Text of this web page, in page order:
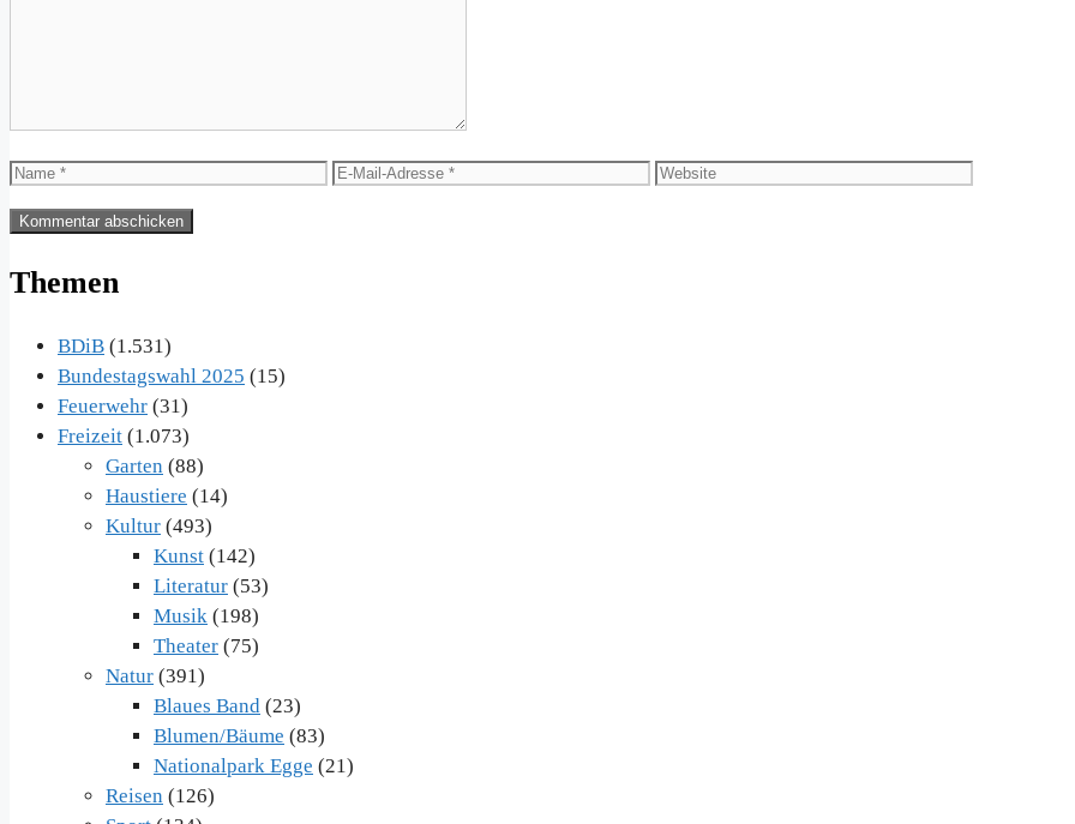
Name
E-
Website
Themen
BDiB (1.531)
Bundestagswahl 2025 (15)
Feuerwehr (31)
Freizeit (1.073)
Garten (88)
Haustiere (14)
Kultur (493)
Kunst (142)
Literatur (53)
Musik (198)
Theater (75)
Natur (391)
Blaues Band (23)
Blumen/Bäume (83)
Nationalpark Egge (21)
Reisen (126)